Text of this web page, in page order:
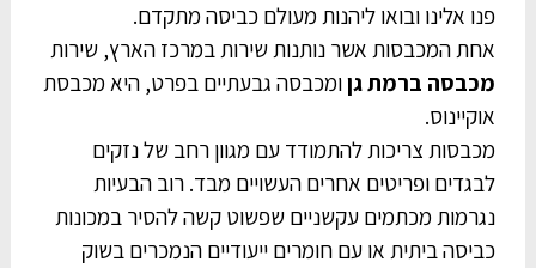
פנו אלינו ובואו ליהנות מעולם כביסה מתקדם.
אחת המכבסות אשר נותנות שירות במרכז הארץ, שירות
מכבסה ברמת גןומכבסה גבעתיים בפרט, היא מכבסת
אוקיינוס.
מכבסות צריכות להתמודד עם מגוון רחב של נזקים
לבגדים ופריטים אחרים העשויים מבד. רוב הבעיות
נגרמות מכתמים עקשניים שפשוט קשה להסיר במכונות
כביסה ביתית או עם חומרים ייעודיים הנמכרים בשוק